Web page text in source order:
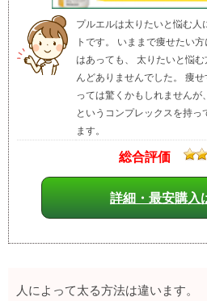
プルエルは太りたいと悩む
トです。 いままで痩せたい
はあっても、 太りたいと悩
んどありませんでした。 痩
っては驚くかもしれませんが
というコンプレックスを持
ます。
総合評価
詳細・最安購入
人によって太る方法は違います。